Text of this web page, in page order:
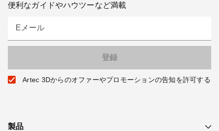
便利なガイドやハウツーなど満載
Eメール
Artec 3Dからのオファーやプロモーションの告知を許可する
製品